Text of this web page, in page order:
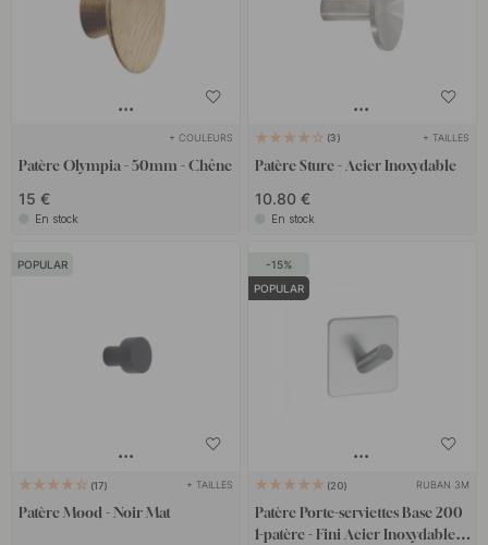
+ COULEURS
Patère Olympia - 50mm - Chêne
15 €
En stock
3 + TAILLES
Patère Sture - Acier Inoxydable
10.80 €
En stock
POPULAR
17 + TAILLES
Patère Mood - Noir Mat
15
POPULAR
20 RUBAN 3M
Patère Porte-serviettes Base 200
1-patère - Fini Acier Inoxydable